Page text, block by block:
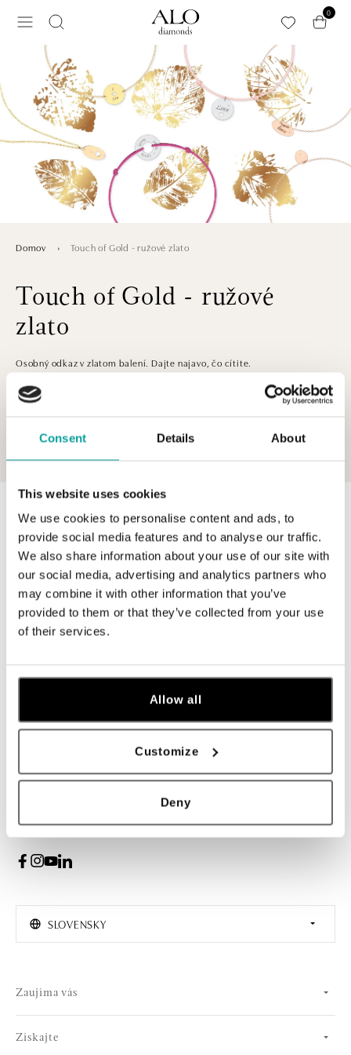
Consent Details About
This website uses cookies
We use cookies to personalise content and ads, to
provide social media features and to analyse our traffic.
We also share information about your use of our site with
our social media, advertising and analytics partners who
may combine it with other information that you’ve
provided to them or that they’ve collected from your use
of their services.
Allow all
Customize
Deny
0
Domov Touch of Gold - ružové zlato
Touch of Gold - ružové
zlato
Osobný odkaz v zlatom balení. Dajte najavo, čo cítite.
V katalógu nie sú žiadne produkty.
Objavte najnovšie kolekcie, novinky a exkluzívne uvedenia na
Žena
Muž
Súhlasím s odberom newslettera
SLOVENSKY
Zaujíma vás
Získajte